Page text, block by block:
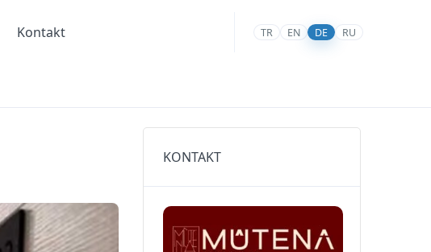
Kontakt TR EN DE RU
KONTAKT